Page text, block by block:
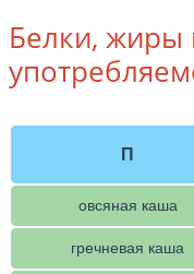
Белки, жиры
П
овсяная каша
гречневая каша